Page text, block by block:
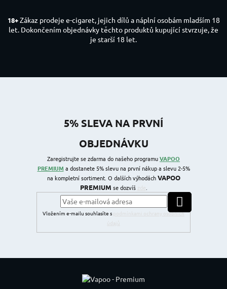
18+Zákaz prodeje e-cigaret, jejich dílů a náplní osobám mladším 18
let. Dokončením objednávky těchto produktů kupující stvrzuje, že
je starší 18 let.
5% SLEVA NA PRVNÍ
OBJEDNÁVKU
Zaregistrujte se zdarma do našeho programuVAPOO
PREMIUM a dostanete 5% slevu na první nákup a slevu 2-5%
na kompletní sortiment. O dalších výhodáchVAPOO
PREMIUM se dozvíš
Vložením e-mailu souhlasíte s
podmínkami ochrany osobních